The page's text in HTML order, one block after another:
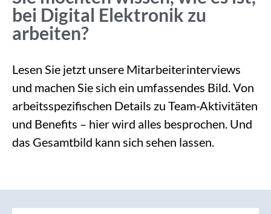
bei Digital Elektronik zu
arbeiten?
Lesen Sie jetzt unsere Mitarbeiterinterviews
und machen Sie sich ein umfassendes Bild. Von
arbeitsspezifischen Details zu Team-Aktivitäten
und Benefits – hier wird alles besprochen. Und
das Gesamtbild kann sich sehen lassen.